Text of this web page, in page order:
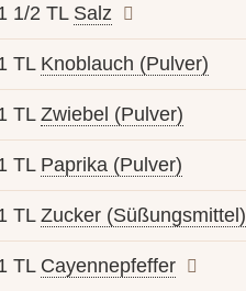
1/2 TL Salz
TL Knoblauch (Pulver)
TL Zwiebel (Pulver)
TL Paprika (Pulver)
TL Zucker (Süßungsmittel)
TL Cayennepfeffer